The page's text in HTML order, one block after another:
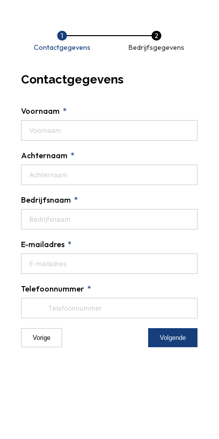
Contactgegevens Bedrijfsgegevens
Contactgegevens
Voornaam
Achternaam
Bedrijfsnaam
E-mailadres
Telefoonnummer
Vorige Volgende